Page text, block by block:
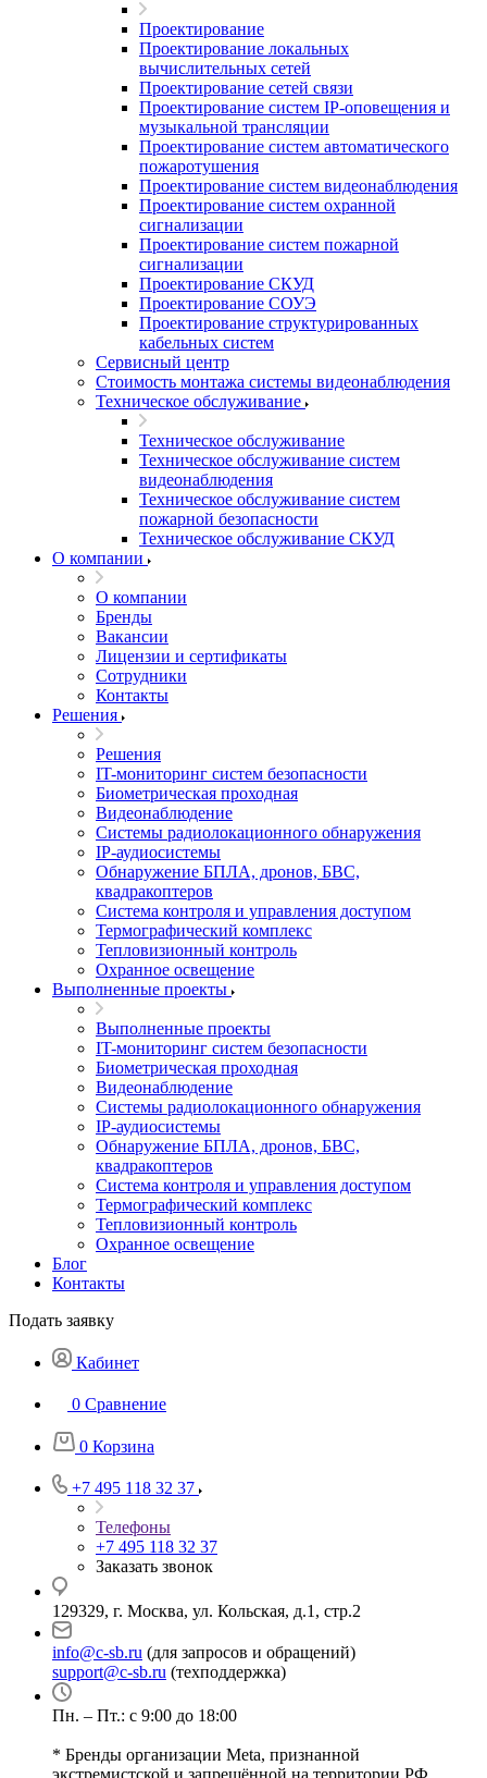
Проектирование
Проектирование локальных
вычислительных сетей
Проектирование сетей связи
Проектирование систем IP-оповещения и
музыкальной трансляции
Проектирование систем автоматического
пожаротушения
Проектирование систем видеонаблюдения
Проектирование систем охранной
сигнализации
Проектирование систем пожарной
сигнализации
Проектирование СКУД
Проектирование СОУЭ
Проектирование структурированных
кабельных систем
Сервисный центр
Стоимость монтажа системы видеонаблюдения
Техническое обслуживание
Техническое обслуживание
Техническое обслуживание систем
видеонаблюдения
Техническое обслуживание систем
пожарной безопасности
Техническое обслуживание СКУД
О компании
О компании
Бренды
Вакансии
Лицензии и сертификаты
Сотрудники
Контакты
Решения
Решения
IT-мониторинг систем безопасности
Биометрическая проходная
Видеонаблюдение
Системы радиолокационного обнаружения
IP-аудиосистемы
Обнаружение БПЛА, дронов, БВС,
квадракоптеров
Система контроля и управления доступом
Термографический комплекс
Тепловизионный контроль
Охранное освещение
Выполненные проекты
Выполненные проекты
IT-мониторинг систем безопасности
Биометрическая проходная
Видеонаблюдение
Системы радиолокационного обнаружения
IP-аудиосистемы
Обнаружение БПЛА, дронов, БВС,
квадракоптеров
Система контроля и управления доступом
Термографический комплекс
Тепловизионный контроль
Охранное освещение
Блог
Контакты
Подать заявку
Кабинет
0 Сравнение
0 Корзина
+7 495 118 32 37
Телефоны
+7 495 118 32 37
Заказать звонок
129329, г. Москва, ул. Кольская, д.1, стр.2
info@c-sb.ru (для запросов и обращений)
support@c-sb.ru (техподдержка)
Пн. – Пт.: с 9:00 до 18:00
* Бренды организации Meta, признанной
экстремистской и запрещённой на территории РФ